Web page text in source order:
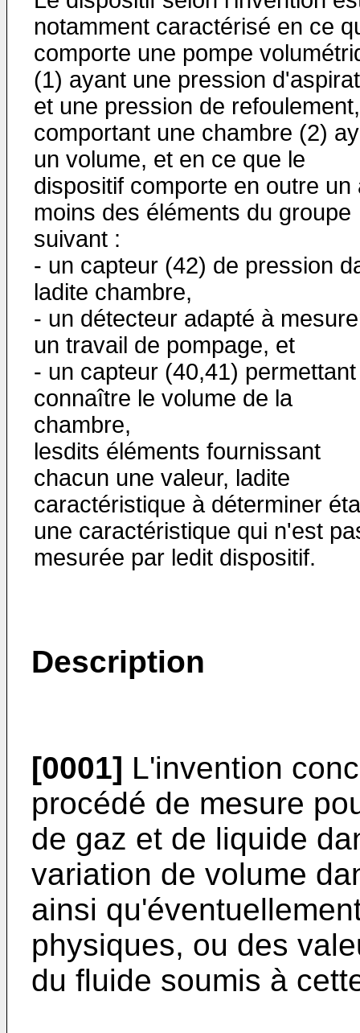
notamment caractérisé en ce
comporte une pompe
(1) ayant une pression
et une pression de
comportant une chambre (2)
un volume, et en ce que le
dispositif comporte en outre un
moins des éléments du groupe
suivant :
- un capteur (42) de pression
ladite chambre,
- un détecteur adapté à
un travail de pompage, et
- un capteur (40,41)
connaître le volume de la
chambre,
lesdits éléments fournissant
chacun une valeur, ladite
caractéristique à déterminer
une caractéristique qui n'est
mesurée par ledit dispositif.
Description
[0001] L'invention
procédé de mesure
de gaz et de liquide
variation de volume
ainsi
physiques, ou des
du fluide soumis à